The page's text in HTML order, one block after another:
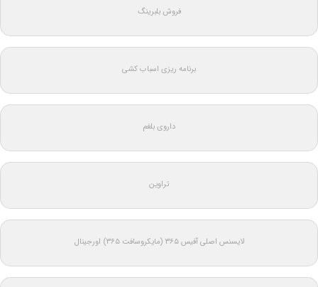
فروش بلبرینگ
برنامه ریزی اسباب کشی
داروی بلغم
تراوین
لایسنس اصلی آفیس ۳۶۵ (مایکروسافت ۳۶۵) اورجینال